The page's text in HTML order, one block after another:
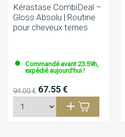
Kérastase CombiDeal –
Gloss Absolu | Routine
pour cheveux ternes
Commandé avant 23:59h,
expédié aujourd'hui !
94.00 € 67.55 €